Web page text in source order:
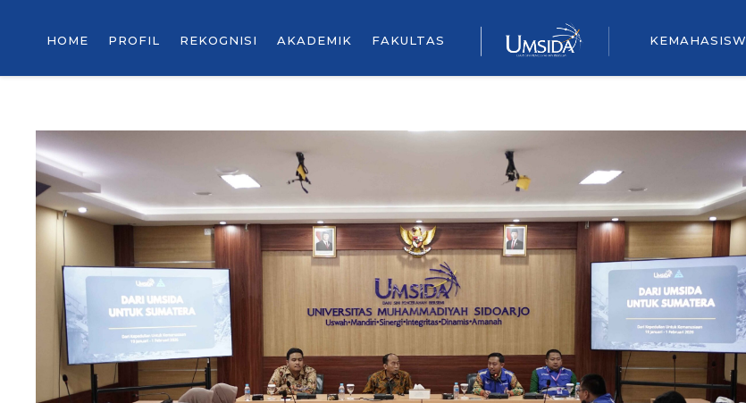
HOME PROFIL REKOGNISI AKADEMIK FAKULTAS